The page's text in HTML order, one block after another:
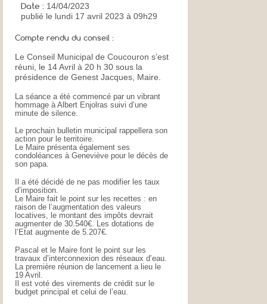
Date : 14/04/2023
publié le lundi 17 avril 2023 à 09h29
Compte rendu du conseil :
Le Conseil Municipal de Coucouron s’est
réuni, le 14 Avril à 20 h 30 sous la
présidence de Genest Jacques, Maire.
La séance a été commencé par un vibrant
hommage à Albert Enjolras suivi d’une
minute de silence.
Le prochain bulletin municipal rappellera son
action pour le territoire.
Le Maire présenta également ses
condoléances à Geneviève pour le décès de
son papa.
Il a été décidé de ne pas modifier les taux
d’imposition.
Le Maire fait le point sur les recettes : en
raison de l’augmentation des valeurs
locatives, le montant des impôts devrait
augmenter de 30.540€. Les dotations de
l’Etat augmente de 5.207€.
Pascal et le Maire font le point sur les
travaux d’interconnexion des réseaux d’eau.
La première réunion de lancement a lieu le
19 Avril.
Il est voté des virements de crédit sur le
budget principal et celui de l’eau.